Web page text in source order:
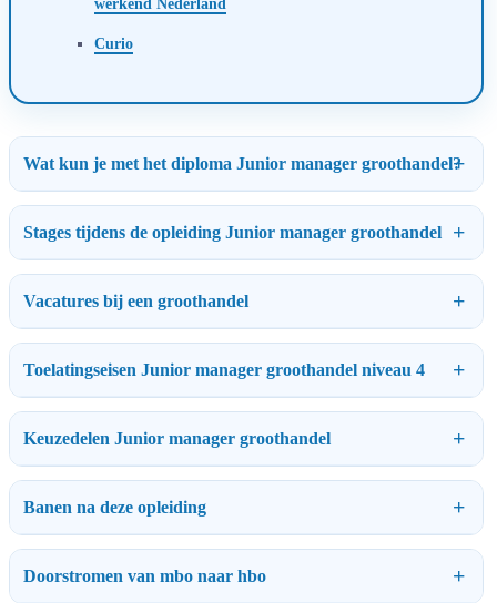
Curio
Wat kun je met het diploma Junior manager groothandel?
Stages tijdens de opleiding Junior manager groothandel
Vacatures bij een groothandel
Toelatingseisen Junior manager groothandel niveau 4
Keuzedelen Junior manager groothandel
Banen na deze opleiding
Doorstromen van mbo naar hbo